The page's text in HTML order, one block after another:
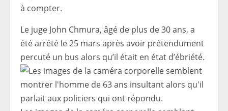
à compter.
Le juge John Chmura, âgé de plus de 30 ans, a
été arrêté le 25 mars après avoir prétendument
percuté un bus alors qu’il était en état d’ébriété.